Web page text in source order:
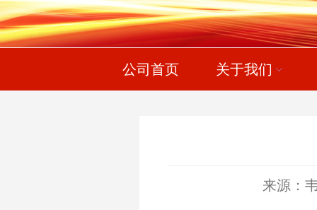
公司首页 关于我们
来源：